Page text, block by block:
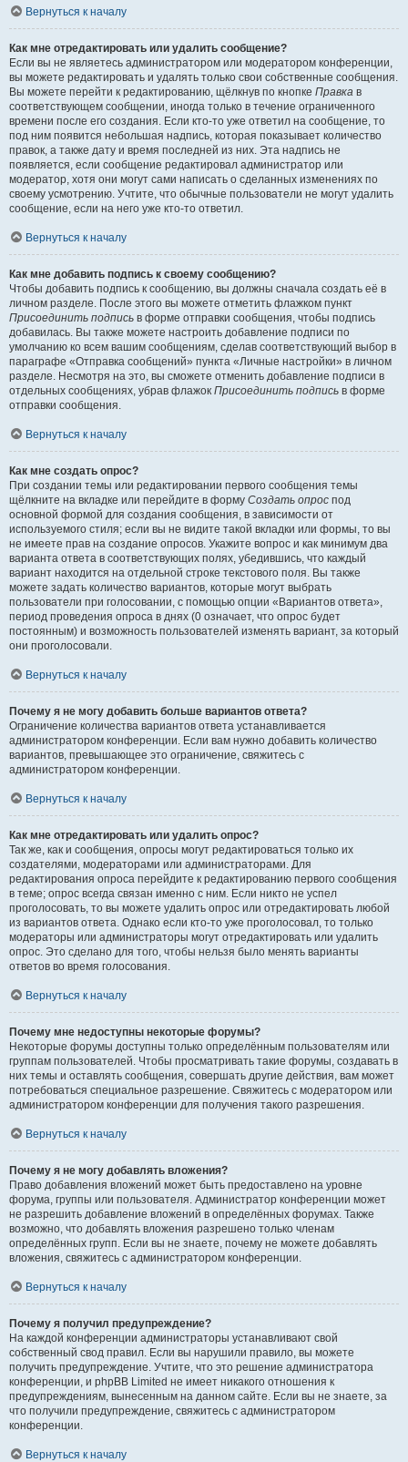
Вернуться к началу
Как мне отредактировать или удалить сообщение?
Если вы не являетесь администратором или модератором конференции,
вы можете редактировать и удалять только свои собственные сообщения.
Вы можете перейти к редактированию, щёлкнув по кнопке Правка в
соответствующем сообщении, иногда только в течение ограниченного
времени после его создания. Если кто-то уже ответил на сообщение, то
под ним появится небольшая надпись, которая показывает количество
правок, а также дату и время последней из них. Эта надпись не
появляется, если сообщение редактировал администратор или
модератор, хотя они могут сами написать о сделанных изменениях по
своему усмотрению. Учтите, что обычные пользователи не могут удалить
сообщение, если на него уже кто-то ответил.
Вернуться к началу
Как мне добавить подпись к своему сообщению?
Чтобы добавить подпись к сообщению, вы должны сначала создать её в
личном разделе. После этого вы можете отметить флажком пункт
Присоединить подпись в форме отправки сообщения, чтобы подпись
добавилась. Вы также можете настроить добавление подписи по
умолчанию ко всем вашим сообщениям, сделав соответствующий выбор в
параграфе «Отправка сообщений» пункта «Личные настройки» в личном
разделе. Несмотря на это, вы сможете отменить добавление подписи в
отдельных сообщениях, убрав флажок Присоединить подпись в форме
отправки сообщения.
Вернуться к началу
Как мне создать опрос?
При создании темы или редактировании первого сообщения темы
щёлкните на вкладке или перейдите в форму Создать опрос под
основной формой для создания сообщения, в зависимости от
используемого стиля; если вы не видите такой вкладки или формы, то вы
не имеете прав на создание опросов. Укажите вопрос и как минимум два
варианта ответа в соответствующих полях, убедившись, что каждый
вариант находится на отдельной строке текстового поля. Вы также
можете задать количество вариантов, которые могут выбрать
пользователи при голосовании, с помощью опции «Вариантов ответа»,
период проведения опроса в днях (0 означает, что опрос будет
постоянным) и возможность пользователей изменять вариант, за который
они проголосовали.
Вернуться к началу
Почему я не могу добавить больше вариантов ответа?
Ограничение количества вариантов ответа устанавливается
администратором конференции. Если вам нужно добавить количество
вариантов, превышающее это ограничение, свяжитесь с
администратором конференции.
Вернуться к началу
Как мне отредактировать или удалить опрос?
Так же, как и сообщения, опросы могут редактироваться только их
создателями, модераторами или администраторами. Для
редактирования опроса перейдите к редактированию первого сообщения
в теме; опрос всегда связан именно с ним. Если никто не успел
проголосовать, то вы можете удалить опрос или отредактировать любой
из вариантов ответа. Однако если кто-то уже проголосовал, то только
модераторы или администраторы могут отредактировать или удалить
опрос. Это сделано для того, чтобы нельзя было менять варианты
ответов во время голосования.
Вернуться к началу
Почему мне недоступны некоторые форумы?
Некоторые форумы доступны только определённым пользователям или
группам пользователей. Чтобы просматривать такие форумы, создавать в
них темы и оставлять сообщения, совершать другие действия, вам может
потребоваться специальное разрешение. Свяжитесь с модератором или
администратором конференции для получения такого разрешения.
Вернуться к началу
Почему я не могу добавлять вложения?
Право добавления вложений может быть предоставлено на уровне
форума, группы или пользователя. Администратор конференции может
не разрешить добавление вложений в определённых форумах. Также
возможно, что добавлять вложения разрешено только членам
определённых групп. Если вы не знаете, почему не можете добавлять
вложения, свяжитесь с администратором конференции.
Вернуться к началу
Почему я получил предупреждение?
На каждой конференции администраторы устанавливают свой
собственный свод правил. Если вы нарушили правило, вы можете
получить предупреждение. Учтите, что это решение администратора
конференции, и phpBB Limited не имеет никакого отношения к
предупреждениям, вынесенным на данном сайте. Если вы не знаете, за
что получили предупреждение, свяжитесь с администратором
конференции.
Вернуться к началу